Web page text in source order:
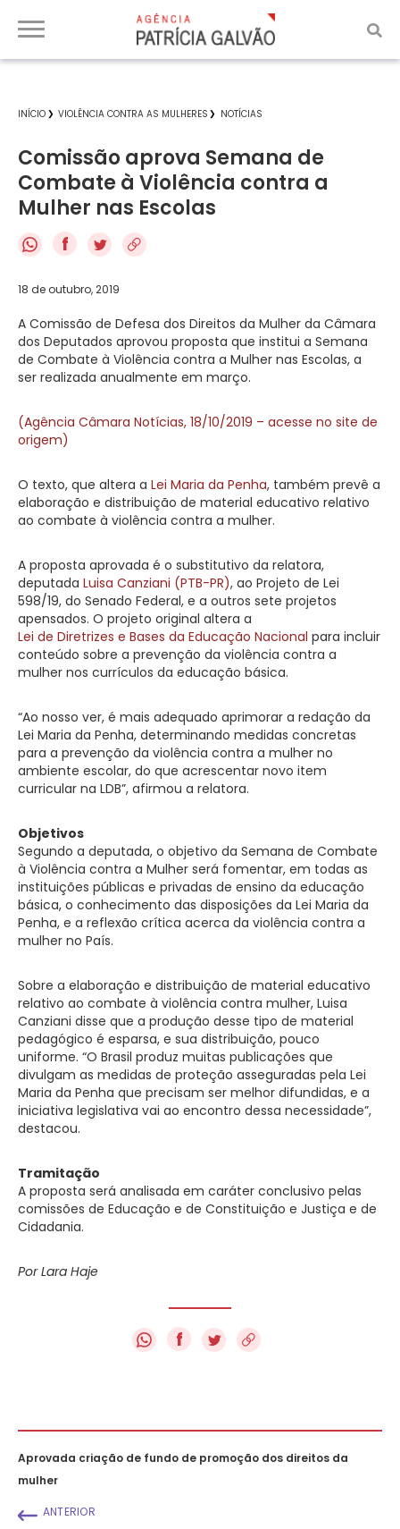
INÍCIO VIOLÊNCIA CONTRA AS MULHERES NOTÍCIAS
Comissão aprova Semana de
Combate à Violência contra a
Mulher nas Escolas
f
18 de outubro, 2019
A Comissão de Defesa dos Direitos da Mulher da Câmara
dos Deputados aprovou proposta que institui a Semana
de Combate à Violência contra a Mulher nas Escolas, a
ser realizada anualmente em março.
(Agência Câmara Notícias, 18/10/2019 – acesse no site de
origem)
O texto, que altera a Lei Maria da Penha, também prevê a
elaboração e distribuição de material educativo relativo
ao combate à violência contra a mulher.
A proposta aprovada é o substitutivo da relatora,
deputada Luisa Canziani (PTB-PR), ao Projeto de Lei
598/19, do Senado Federal, e a outros sete projetos
apensados. O projeto original altera a
Lei de Diretrizes e Bases da Educação Nacional para incluir
conteúdo sobre a prevenção da violência contra a
mulher nos currículos da educação básica.
“Ao nosso ver, é mais adequado aprimorar a redação da
Lei Maria da Penha, determinando medidas concretas
para a prevenção da violência contra a mulher no
ambiente escolar, do que acrescentar novo item
curricular na LDB”, afirmou a relatora.
Objetivos
Segundo a deputada, o objetivo da Semana de Combate
à Violência contra a Mulher será fomentar, em todas as
instituições públicas e privadas de ensino da educação
básica, o conhecimento das disposições da Lei Maria da
Penha, e a reflexão crítica acerca da violência contra a
mulher no País.
Sobre a elaboração e distribuição de material educativo
relativo ao combate à violência contra mulher, Luisa
Canziani disse que a produção desse tipo de material
pedagógico é esparsa, e sua distribuição, pouco
uniforme. “O Brasil produz muitas publicações que
divulgam as medidas de proteção asseguradas pela Lei
Maria da Penha que precisam ser melhor difundidas, e a
iniciativa legislativa vai ao encontro dessa necessidade”,
destacou.
Tramitação
A proposta será analisada em caráter conclusivo pelas
comissões de Educação e de Constituição e Justiça e de
Cidadania.
Por Lara Haje
f
Aprovada criação de fundo de promoção dos direitos da
mulher
ANTERIOR